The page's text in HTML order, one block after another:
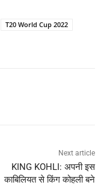
T20 World Cup 2022
Next article
KING KOHLI: अपनी इस
काबिलियत से किंग कोहली बने